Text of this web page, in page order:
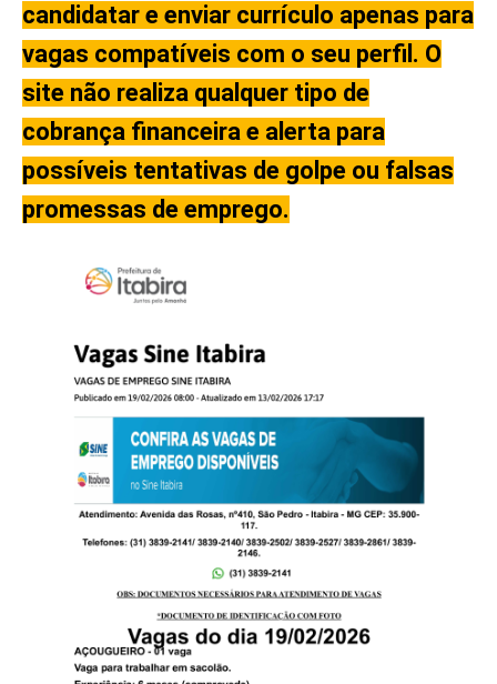
candidatar e enviar currículo apenas para
vagas compatíveis com o seu perfil. O
site não realiza qualquer tipo de
cobrança financeira e alerta para
possíveis tentativas de golpe ou falsas
promessas de emprego.